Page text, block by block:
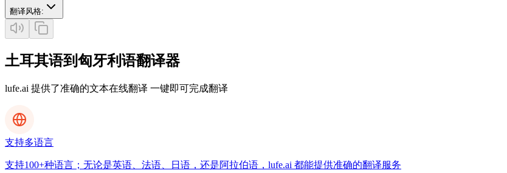
翻译风格:
土耳其语到匈牙利语翻译器
lufe.ai 提供了准确的文本在线翻译 一键即可完成翻译
支持多语言
支持100+种语言；无论是英语、法语、日语，还是阿拉伯语，lufe.ai 都能提供准确的翻译服务